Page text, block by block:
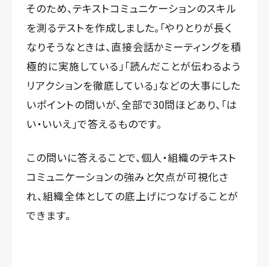
そのため、テキストコミュニケーションのスキル
を測るテストを作成しました。「やりとりが長く
なりそうなときは、直接会話かミーティングを積
極的に実施している」「読んだことが伝わるよう
リアクションを徹底している」などの大事にした
いポイントの問いが、全部で30問ほどあり、「は
い・いいえ」で答えるものです。
この問いに答えることで、個人・組織のテキスト
コミュニケーションの強みと欠点が可視化さ
れ、組織全体としての底上げにつなげることが
できます。